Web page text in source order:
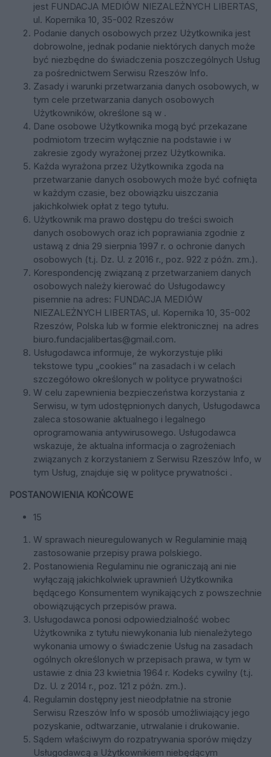
jest FUNDACJA MEDIÓW NIEZALEŻNYCH LIBERTAS,
ul. Kopernika 10, 35-002 Rzeszów
Podanie danych osobowych przez Użytkownika jest
dobrowolne, jednak podanie niektórych danych może
być niezbędne do świadczenia poszczególnych Usług
za pośrednictwem Serwisu Rzeszów Info.
Zasady i warunki przetwarzania danych osobowych, w
tym cele przetwarzania danych osobowych
Użytkowników, określone są w .
Dane osobowe Użytkownika mogą być przekazane
podmiotom trzecim wyłącznie na podstawie i w
zakresie zgody wyrażonej przez Użytkownika.
Każda wyrażona przez Użytkownika zgoda na
przetwarzanie danych osobowych może być cofnięta
w każdym czasie, bez obowiązku uiszczania
jakichkolwiek opłat z tego tytułu.
Użytkownik ma prawo dostępu do treści swoich
danych osobowych oraz ich poprawiania zgodnie z
ustawą z dnia 29 sierpnia 1997 r. o ochronie danych
osobowych (t.j. Dz. U. z 2016 r., poz. 922 z późn. zm.).
Korespondencję związaną z przetwarzaniem danych
osobowych należy kierować do Usługodawcy
pisemnie na adres: FUNDACJA MEDIÓW
NIEZALEŻNYCH LIBERTAS, ul. Kopernika 10, 35-002
Rzeszów, Polska lub w formie elektronicznej na adres
biuro.fundacjalibertas@gmail.com.
Usługodawca informuje, że wykorzystuje pliki
tekstowe typu „cookies” na zasadach i w celach
szczegółowo określonych w polityce prywatności
W celu zapewnienia bezpieczeństwa korzystania z
Serwisu, w tym udostępnionych danych, Usługodawca
zaleca stosowanie aktualnego i legalnego
oprogramowania antywirusowego. Usługodawca
wskazuje, że aktualna informacja o zagrożeniach
związanych z korzystaniem z Serwisu Rzeszów Info, w
tym Usług, znajduje się w polityce prywatności .
POSTANOWIENIA KOŃCOWE
15
W sprawach nieuregulowanych w Regulaminie mają
zastosowanie przepisy prawa polskiego.
Postanowienia Regulaminu nie ograniczają ani nie
wyłączają jakichkolwiek uprawnień Użytkownika
będącego Konsumentem wynikających z powszechnie
obowiązujących przepisów prawa.
Usługodawca ponosi odpowiedzialność wobec
Użytkownika z tytułu niewykonania lub nienależytego
wykonania umowy o świadczenie Usług na zasadach
ogólnych określonych w przepisach prawa, w tym w
ustawie z dnia 23 kwietnia 1964 r. Kodeks cywilny (t.j.
Dz. U. z 2014 r., poz. 121 z późn. zm.).
Regulamin dostępny jest nieodpłatnie na stronie
Serwisu Rzeszów Info w sposób umożliwiający jego
pozyskanie, odtwarzanie, utrwalanie i drukowanie.
Sądem właściwym do rozpatrywania sporów między
Usługodawcą a Użytkownikiem niebędącym